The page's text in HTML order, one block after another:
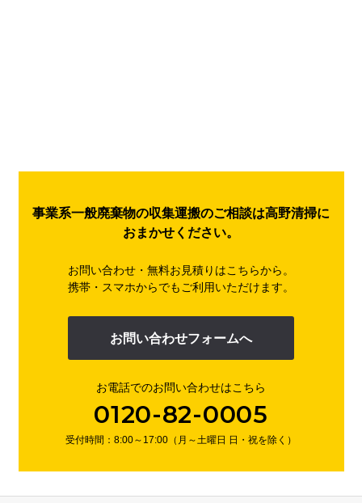
事業系一般廃棄物の収集運搬のご相談は高野清掃に
おまかせください。
お問い合わせ・無料お見積りはこちらから。
携帯・スマホからでもご利用いただけます。
お問い合わせフォームへ
お電話でのお問い合わせはこちら
0120-82-0005
受付時間：8:00～17:00（月～土曜日 日・祝を除く）